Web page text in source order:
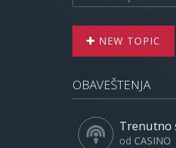
NEW TOPIC
OBAVEŠTENJA
Trenutno
od CASINO